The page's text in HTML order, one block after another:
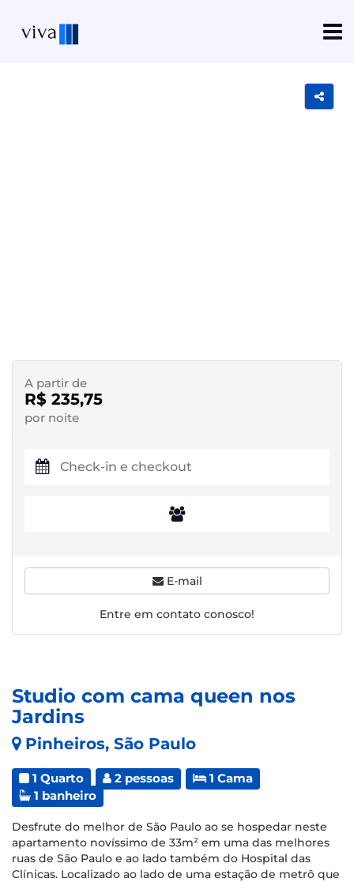
Studio com cama queen nos
Jardins
Pinheiros, São Paulo
1 Quarto 2 pessoas
1 Cama
1 banheiro
Desfrute do melhor de São Paulo ao se hospedar neste
apartamento novíssimo de 33m² em uma das melhores
ruas de São Paulo e ao lado também do Hospital das
Clínicas. Localizado ao lado de uma estação de metrô que
A partir de
R$ 235,75
por noite
E-mail
Entre em contato conosco!